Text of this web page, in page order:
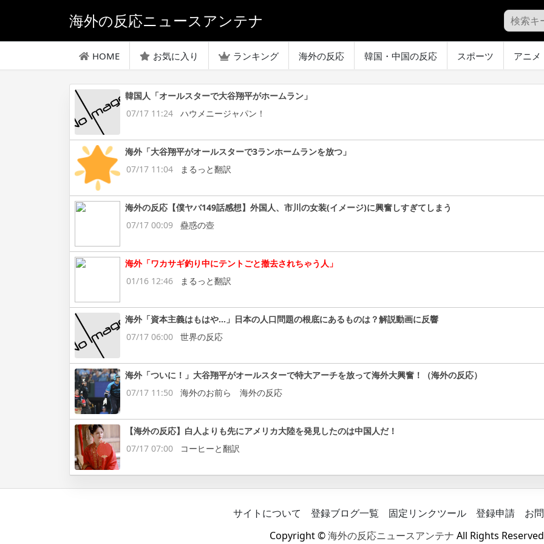
海外の反応ニュースアンテナ
HOME お気に入り ランキング 海外の反応 韓国・中国の反応 スポーツ アニメ
韓国人「オールスターで大谷翔平がホームラン」
07/17 11:24
ハウメニージャパン！
海外「大谷翔平がオールスターで3ランホームランを放つ」
07/17 11:04
まるっと翻訳
海外の反応【僕ヤバ149話感想】外国人、市川の女装(イメージ)に興奮しすぎてしまう
07/17 00:09
蠱惑の壺
海外「ワカサギ釣り中にテントごと撤去されちゃう人」
01/16 12:46
まるっと翻訳
海外「資本主義はもはや…」日本の人口問題の根底にあるものは？解説動画に反響
07/17 06:00
世界の反応
海外「ついに！」大谷翔平がオールスターで特大アーチを放って海外大興奮！（海外の反応）
07/17 11:50
海外のお前ら 海外の反応
【海外の反応】白人よりも先にアメリカ大陸を発見したのは中国人だ！
07/17 07:00
コーヒーと翻訳
サイトについて 登録ブログ一覧 固定リンクツール 登録申請
お
Copyright ©海外の反応ニュースアンテナ All Rights